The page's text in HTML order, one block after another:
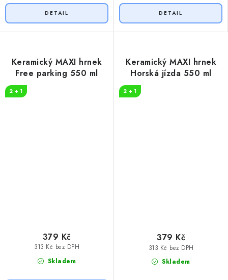
Keramický MAXI hrnek
Free parking 550 ml
2 + 1
Skladem
313 Kč bez DPH
379 Kč
Keramický MAXI hrnek
Horská jízda 550 ml
2 + 1
Skladem
313 Kč bez DPH
379 Kč